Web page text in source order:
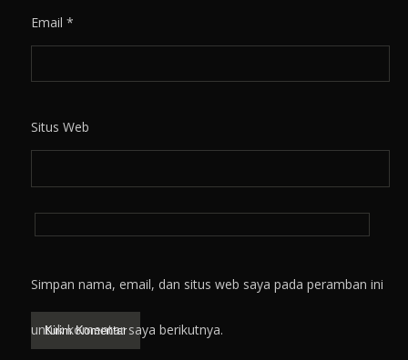
Email*
Situs Web
Simpan nama, email, dan situs web saya pada peramban ini
untuk komentar saya berikutnya.